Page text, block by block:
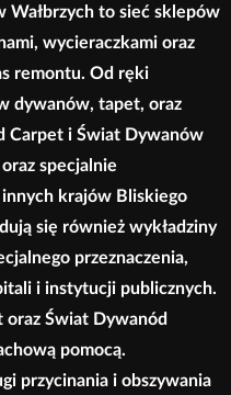
Wałbrzych to sieć sklepów
wycieraczkami oraz
remontu. Od ręki
dywanów, tapet, oraz
Carpet i Świat Dywanów
specjalnie
krajów Bliskiego
się również wykładziny
przeznaczenia,
i instytucji publicznych.
oraz Świat Dywanód
pomocą.
przycinania i obszywania